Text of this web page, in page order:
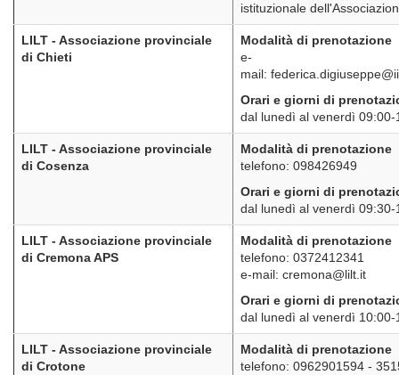
istituzionale
LILT - Associazione provinciale
di Chieti
Modalità di prenotazione
e-
mail:
Orari e giorni di
dal lunedì al venerdì 09:00-
LILT - Associazione provinciale
di Cosenza
Modalità di prenotazione
telefono: 098426949
Orari e giorni di
dal lunedì al venerdì
LILT - Associazione provinciale
di Cremona APS
Modalità di prenotazione
telefono: 0372412341
e-mail: cremona@lilt.it
Orari e giorni di
dal lunedì al venerdì 10:00-
LILT - Associazione provinciale
di Crotone
Modalità di prenotazione
telefono: 0962901594 -